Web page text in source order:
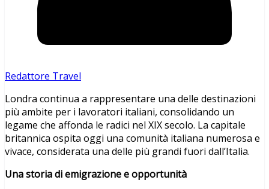
Redattore Travel
Londra continua a rappresentare una delle destinazioni
più ambite per i lavoratori italiani, consolidando un
legame che affonda le radici nel XIX secolo. La capitale
britannica ospita oggi una comunità italiana numerosa e
vivace, considerata una delle più grandi fuori dall’Italia.
Una storia di emigrazione e opportunità